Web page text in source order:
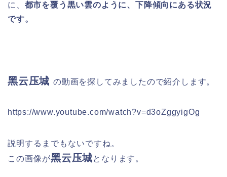
に、 都市を覆う黒い雲のように、下降傾向にある状況
です。
黑云压城 の動画を探してみましたので紹介します。
https://www.youtube.com/watch?v=d3oZggyigOg
説明するまでもないですね。
この画像が黑云压城となります。